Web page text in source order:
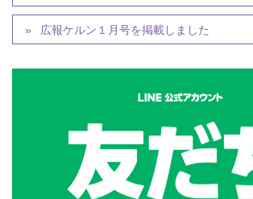
広報ケルン１月号を掲載しました